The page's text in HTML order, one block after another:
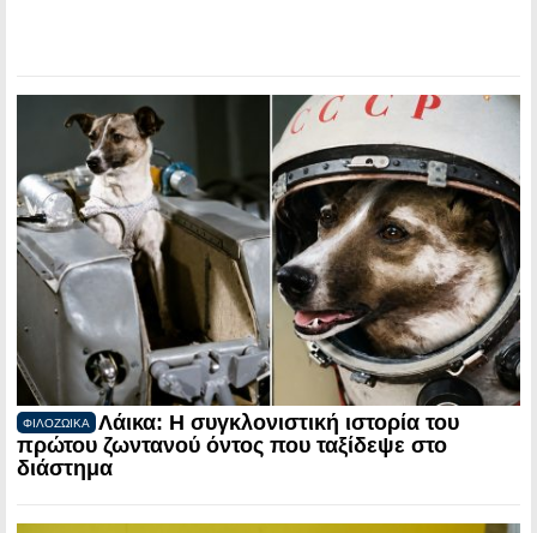
ΦΙΛΟΖΩΙΚΑ
Λάικα: Η συγκλονιστική ιστορία του
πρώτου ζωντανού όντος που ταξίδεψε στο
διάστημα